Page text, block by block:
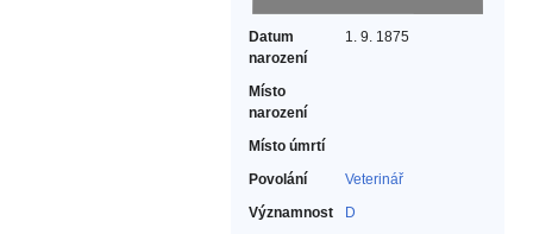
Datum
narození
1. 9. 1875
Místo
narození
Místo úmrtí
Povolání
Veterinář‎
Významnost
D